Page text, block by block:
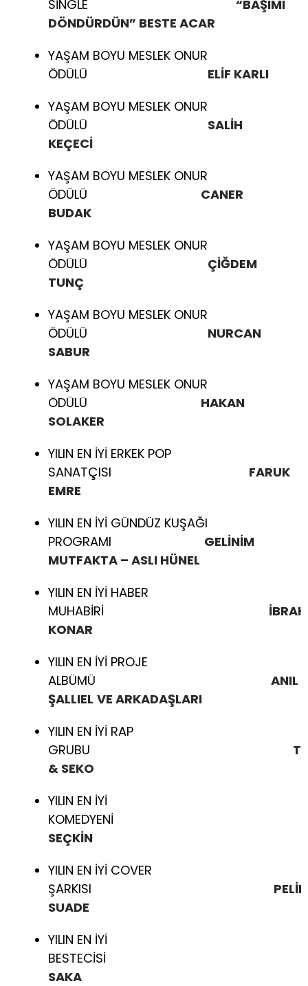
SİNGLE “BAŞIMI
DÖNDÜRDÜN” BESTE ACAR
YAŞAM BOYU MESLEK ONUR
ÖDÜLÜ ELİF KARLI
YAŞAM BOYU MESLEK ONUR
ÖDÜLÜ SALİH
KEÇECİ
YAŞAM BOYU MESLEK ONUR
ÖDÜLÜ CANER
BUDAK
YAŞAM BOYU MESLEK ONUR
ÖDÜLÜ ÇİĞDEM
TUNÇ
YAŞAM BOYU MESLEK ONUR
ÖDÜLÜ NURCAN
SABUR
YAŞAM BOYU MESLEK ONUR
ÖDÜLÜ HAKAN
SOLAKER
YILIN EN İYİ ERKEK POP
SANATÇISI FARUK
EMRE
YILIN EN İYİ GÜNDÜZ KUŞAĞI
PROGRAMI GELİNİM
MUTFAKTA – ASLI HÜNEL
YILIN EN İYİ HABER
MUHABİRİ
KONAR
YILIN EN İYİ PROJE
ALBÜMÜ ANIL
ŞALLIEL VE ARKADAŞLARI
YILIN EN İYİ RAP
GRUBU
& SEKO
YILIN EN İYİ
SEÇKİN
YILIN EN İYİ COVER
ŞARKISI PELİN
SUADE
YILIN EN İYİ
SAKA